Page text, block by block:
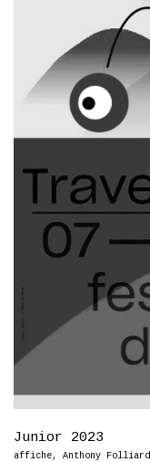
Junior 2023
affiche, Anthony Folliard